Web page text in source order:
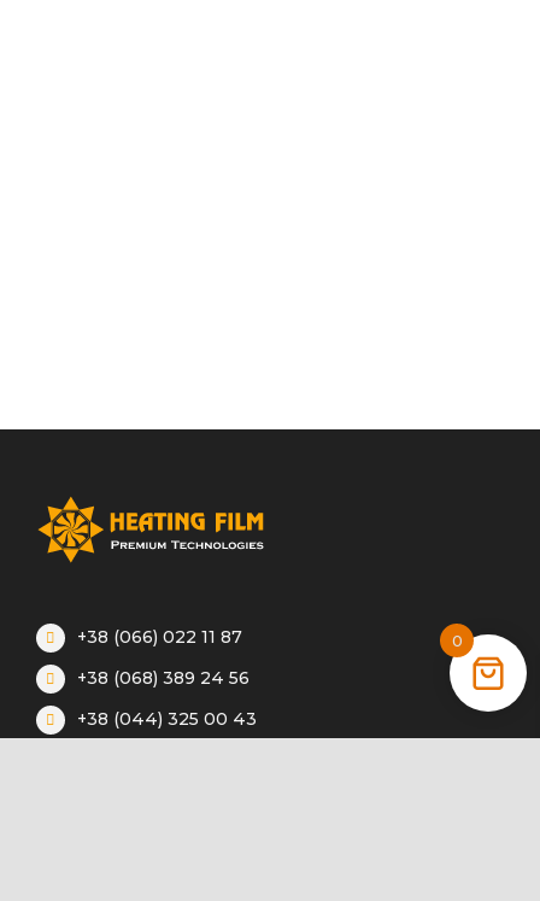
+38 (066) 022 11 87
+38 (068) 389 24 56
+38 (044) 325 00 43
0